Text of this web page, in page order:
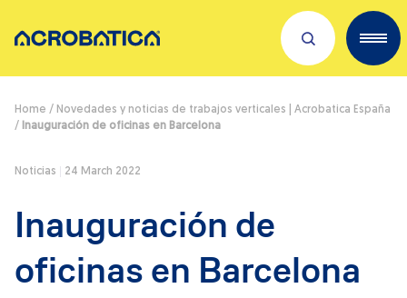
Descubre sobre nosotros
Dónde estamos
Novedades
Home / Novedades y noticias de trabajos verticales | Acrobatica España
/
Inauguración de oficinas en Barcelona
Noticias 24 March 2022
Inauguración de
oficinas en Barcelona